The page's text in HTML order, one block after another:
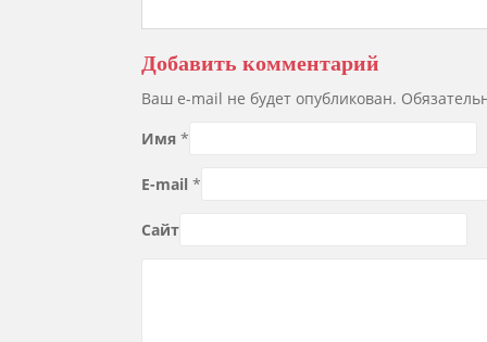
Добавить комментарий
Ваш e-mail не будет опубликован.
Имя *
E-mail *
Сайт